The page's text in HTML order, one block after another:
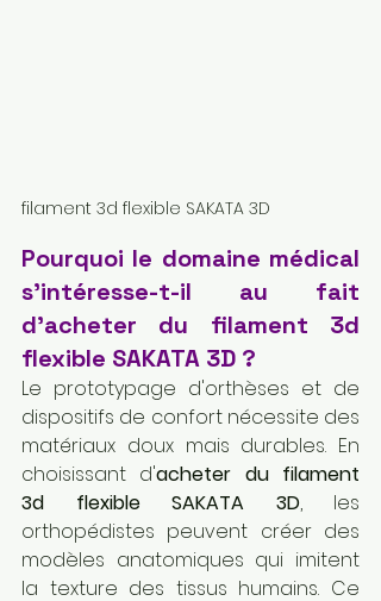
filament 3d flexible SAKATA 3D
Pourquoi le domaine médical
s'intéresse-t-il au fait
d'acheter du filament 3d
flexible SAKATA 3D ?
Le prototypage d'orthèses et de
dispositifs de confort nécessite des
matériaux doux mais durables. En
choisissant d'acheter du filament
3d flexible SAKATA 3D, les
orthopédistes peuvent créer des
modèles anatomiques qui imitent